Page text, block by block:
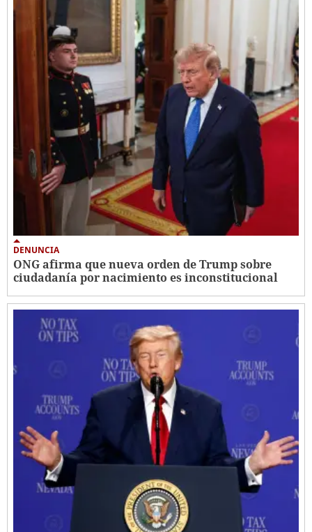
DENUNCIA
ONG afirma que nueva orden de Trump sobre
ciudadanía por nacimiento es inconstitucional